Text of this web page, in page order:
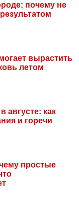
почему не
вырастить
летом
августе: как
и горечи
простые